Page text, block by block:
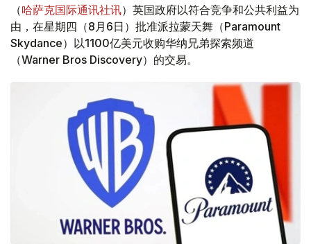
（哈萨克国际通讯社讯）英国政府以符合竞争和公共利益为
由，在星期四（8月6日）批准派拉蒙天舞（Paramount
Skydance）以1100亿美元收购华纳兄弟探索频道
（Warner Bros Discovery）的交易。